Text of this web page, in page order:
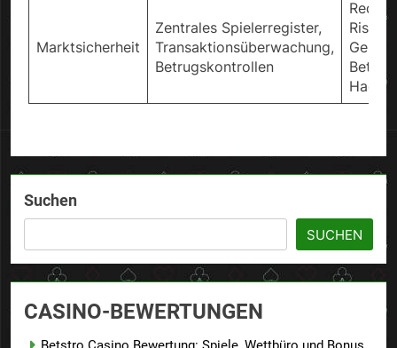
Marktsicherheit
Zentrales Spielerregister,
Transaktionsüberwachung,
Betrugskontrollen
Suchen
SUCHEN
CASINO-BEWERTUNGEN